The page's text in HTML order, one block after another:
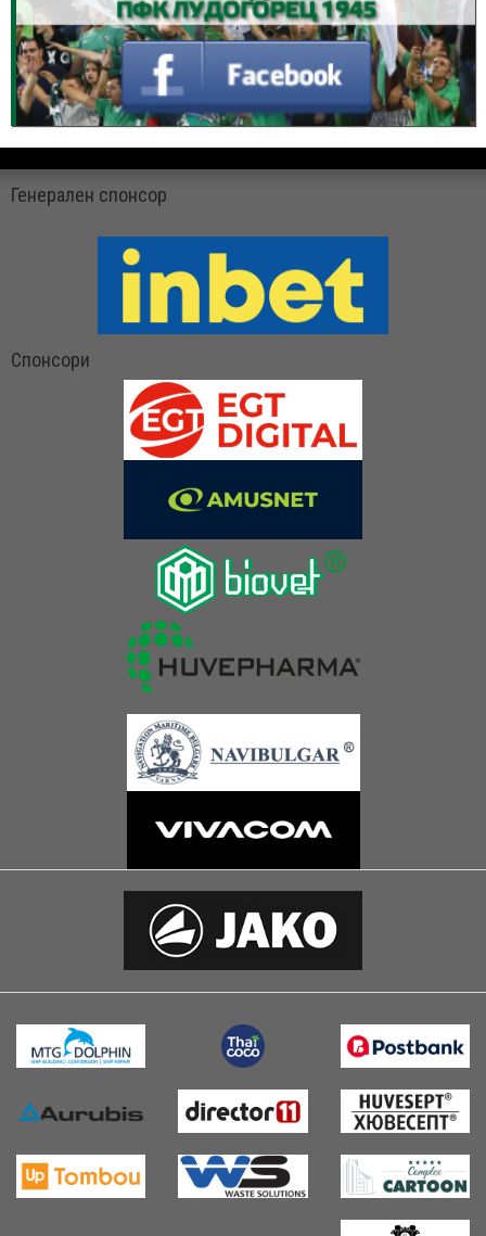
Генерален спонсор
Спонсори